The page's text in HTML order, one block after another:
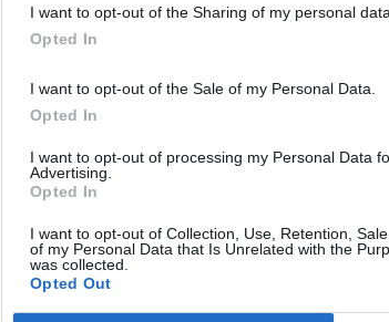
I want to opt-out of the Sharing of my personal data.
Opted In
I want to opt-out of the Sale of my Personal Data.
Opted In
I want to opt-out of processing my Personal Data
Advertising.
Opted In
I want to opt-out of Collection, Use, Retention,
of my Personal Data that Is Unrelated with the
was collected.
Opted Out